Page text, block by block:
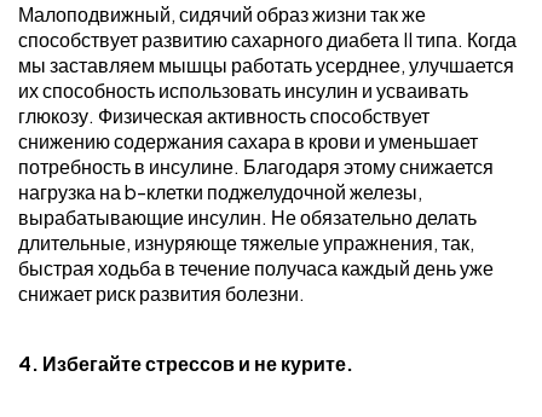
Малоподвижный, сидячий образ жизни так же
способствует развитию сахарного диабета II типа. Когда
мы заставляем мышцы работать усерднее, улучшается
их способность использовать инсулин и усваивать
глюкозу. Физическая активность способствует
снижению содержания сахара в крови и уменьшает
потребность в инсулине. Благодаря этому снижается
нагрузка на b-клетки поджелудочной железы,
вырабатывающие инсулин. Не обязательно делать
длительные, изнуряюще тяжелые упражнения, так,
быстрая ходьба в течение получаса каждый день уже
снижает риск развития болезни.
4. Избегайте стрессов и не курите.